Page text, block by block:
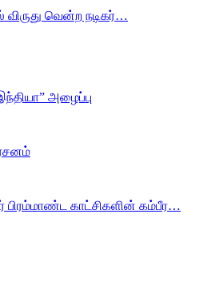
விருது வென்ற நடிகர்…
அழைப்பு
பிரம்மாண்ட காட்சிகளின் கம்பீர…